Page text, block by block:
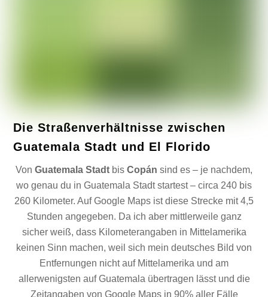
Die Straßenverhältnisse zwischen
Guatemala Stadt und El Florido
Von Guatemala Stadt bis Copán sind es – je nachdem,
wo genau du in Guatemala Stadt startest – circa 240 bis
260 Kilometer. Auf Google Maps ist diese Strecke mit 4,5
Stunden angegeben. Da ich aber mittlerweile ganz
sicher weiß, dass Kilometerangaben in Mittelamerika
keinen Sinn machen, weil sich mein deutsches Bild von
Entfernungen nicht auf Mittelamerika und am
allerwenigsten auf Guatemala übertragen lässt und die
Zeitangaben von Google Maps in 90% aller Fälle